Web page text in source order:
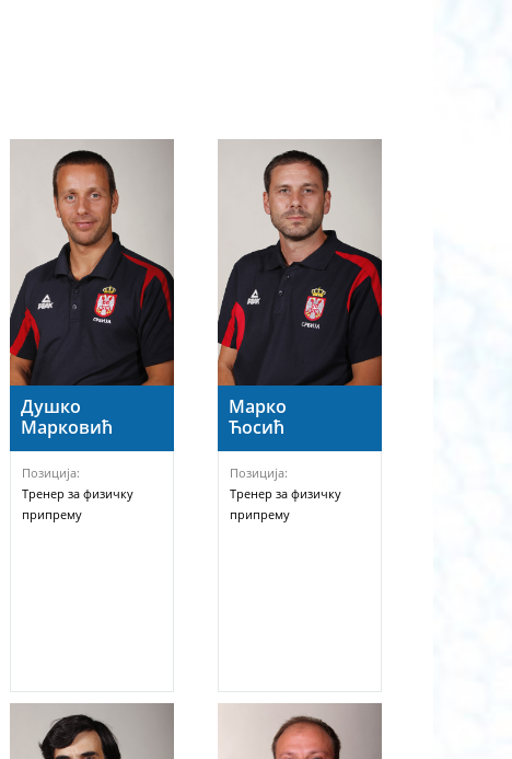
Душко
Марковић
Позиција:
Тренер за физичку
припрему
Марко
Ћосић
Позиција:
Тренер за физичку
припрему